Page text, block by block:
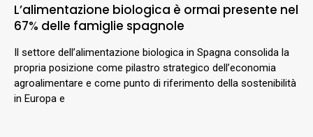
L’alimentazione biologica è ormai presente nel
67% delle famiglie spagnole
Il settore dell’alimentazione biologica in Spagna consolida la
propria posizione come pilastro strategico dell’economia
agroalimentare e come punto di riferimento della sostenibilità
in Europa e